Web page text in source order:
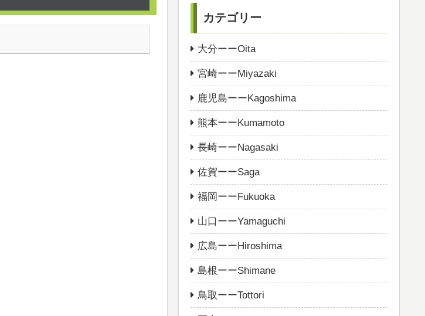
カテゴリー
大分ーーOita
宮崎ーーMiyazaki
鹿児島ーーKagoshima
熊本ーーKumamoto
長崎ーーNagasaki
佐賀ーーSaga
福岡ーーFukuoka
山口ーーYamaguchi
広島ーーHiroshima
島根ーーShimane
鳥取ーーTottori